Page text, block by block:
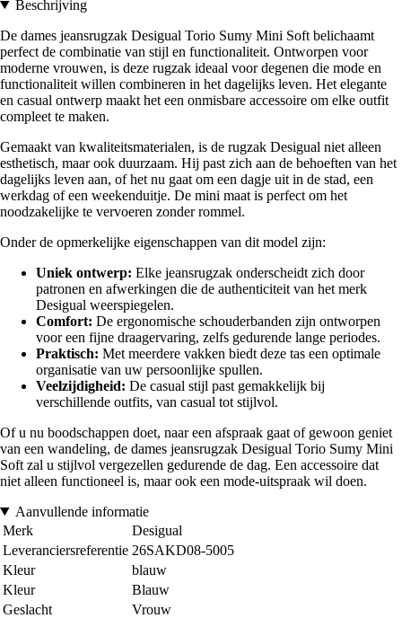
Beschrijving
De dames jeansrugzak Desigual Torio Sumy Mini Soft belichaamt
perfect de combinatie van stijl en functionaliteit. Ontworpen voor
moderne vrouwen, is deze rugzak ideaal voor degenen die mode en
functionaliteit willen combineren in het dagelijks leven. Het elegante
en casual ontwerp maakt het een onmisbare accessoire om elke outfit
compleet te maken.
Gemaakt van kwaliteitsmaterialen, is de rugzak Desigual niet alleen
esthetisch, maar ook duurzaam. Hij past zich aan de behoeften van het
dagelijks leven aan, of het nu gaat om een dagje uit in de stad, een
werkdag of een weekenduitje. De mini maat is perfect om het
noodzakelijke te vervoeren zonder rommel.
Onder de opmerkelijke eigenschappen van dit model zijn:
Uniek ontwerp: Elke jeansrugzak onderscheidt zich door
patronen en afwerkingen die de authenticiteit van het merk
Desigual weerspiegelen.
Comfort: De ergonomische schouderbanden zijn ontworpen
voor een fijne draagervaring, zelfs gedurende lange periodes.
Praktisch: Met meerdere vakken biedt deze tas een optimale
organisatie van uw persoonlijke spullen.
Veelzijdigheid: De casual stijl past gemakkelijk bij
verschillende outfits, van casual tot stijlvol.
Of u nu boodschappen doet, naar een afspraak gaat of gewoon geniet
van een wandeling, de dames jeansrugzak Desigual Torio Sumy Mini
Soft zal u stijlvol vergezellen gedurende de dag. Een accessoire dat
niet alleen functioneel is, maar ook een mode-uitspraak wil doen.
Aanvullende informatie
Merk
Desigual
Leveranciersreferentie 26SAKD08-5005
Kleur
blauw
Kleur
Blauw
Geslacht
Vrouw